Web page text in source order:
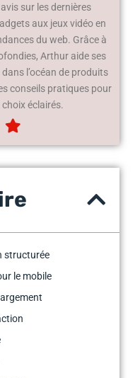
sur les dernières
aux jeux vidéo en
du web. Grâce à
Arthur aide ses
l’océan de produits
conseils pratiques pour
éclairés.
structurée
le mobile